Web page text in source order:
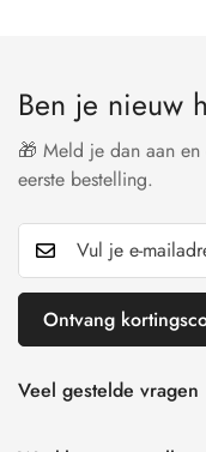
Ben je nieuw
🎁 Meld je dan aan
eerste bestelling.
Ontvang
Veel gestelde vragen